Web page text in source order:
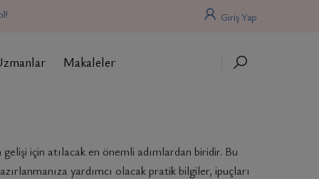
Giriş Yap
Makaleler
için atılacak en önemli adımlardan biridir. Bu
yardımcı olacak pratik bilgiler, ipuçları